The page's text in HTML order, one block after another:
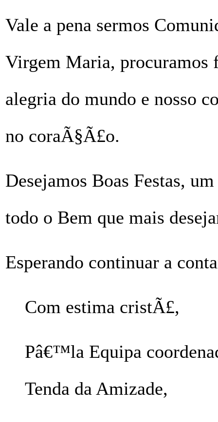
Vale a pena sermos
Virgem Maria, procuramos
alegria do mundo e nosso
no coraÃ§Ã£o.
Desejamos Boas Festas,
todo o Bem que mais
Esperando continuar a
Com estima cristÃ£,
Pâ€™la Equipa
Tenda da Amizade,